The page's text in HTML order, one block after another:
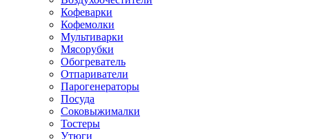
Кофеварки
Кофемолки
Мультиварки
Мясорубки
Обогреватель
Отпариватели
Парогенераторы
Посуда
Соковыжималки
Тостеры
Утюги